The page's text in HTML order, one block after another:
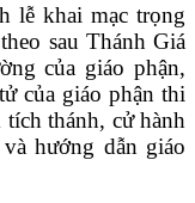
lễ khai mạc trọng
sau Thánh Giá
của giáo phận,
của giáo phận thi
tích thánh, cử hành
hướng dẫn giáo